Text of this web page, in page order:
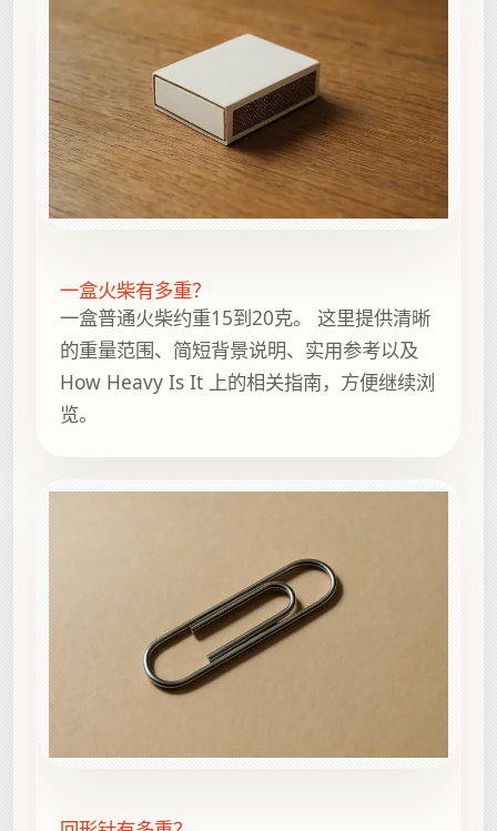
一盒火柴有多重？
一盒普通火柴约重15到20克。 这里提供清晰
的重量范围、简短背景说明、实用参考以及
How Heavy Is It 上的相关指南，方便继续浏
览。